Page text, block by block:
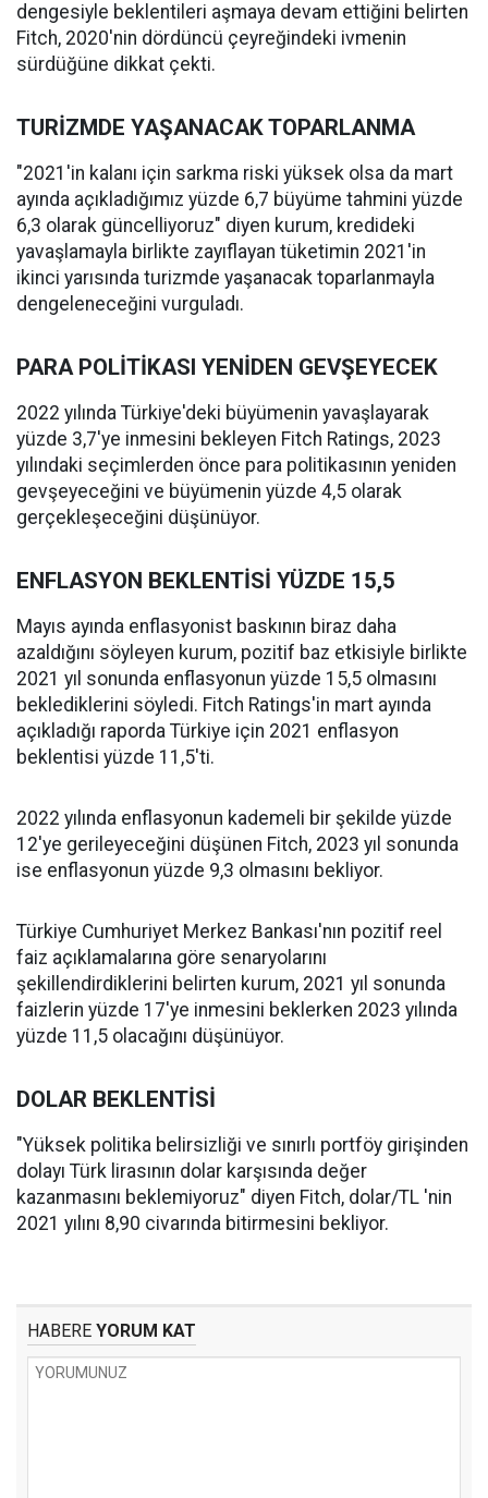
dengesiyle beklentileri aşmaya devam ettiğini belirten
Fitch, 2020'nin dördüncü çeyreğindeki ivmenin
sürdüğüne dikkat çekti.
TURİZMDE YAŞANACAK TOPARLANMA
"2021'in kalanı için sarkma riski yüksek olsa da mart
ayında açıkladığımız yüzde 6,7 büyüme tahmini yüzde
6,3 olarak güncelliyoruz" diyen kurum, kredideki
yavaşlamayla birlikte zayıflayan tüketimin 2021'in
ikinci yarısında turizmde yaşanacak toparlanmayla
dengeleneceğini vurguladı.
PARA POLİTİKASI YENİDEN GEVŞEYECEK
2022 yılında Türkiye'deki büyümenin yavaşlayarak
yüzde 3,7'ye inmesini bekleyen Fitch Ratings, 2023
yılındaki seçimlerden önce para politikasının yeniden
gevşeyeceğini ve büyümenin yüzde 4,5 olarak
gerçekleşeceğini düşünüyor.
ENFLASYON BEKLENTİSİ YÜZDE 15,5
Mayıs ayında enflasyonist baskının biraz daha
azaldığını söyleyen kurum, pozitif baz etkisiyle birlikte
2021 yıl sonunda enflasyonun yüzde 15,5 olmasını
beklediklerini söyledi. Fitch Ratings'in mart ayında
açıkladığı raporda Türkiye için 2021 enflasyon
beklentisi yüzde 11,5'ti.
2022 yılında enflasyonun kademeli bir şekilde yüzde
12'ye gerileyeceğini düşünen Fitch, 2023 yıl sonunda
ise enflasyonun yüzde 9,3 olmasını bekliyor.
Türkiye Cumhuriyet Merkez Bankası'nın pozitif reel
faiz açıklamalarına göre senaryolarını
şekillendirdiklerini belirten kurum, 2021 yıl sonunda
faizlerin yüzde 17'ye inmesini beklerken 2023 yılında
yüzde 11,5 olacağını düşünüyor.
DOLAR BEKLENTİSİ
"Yüksek politika belirsizliği ve sınırlı portföy girişinden
dolayı Türk lirasının dolar karşısında değer
kazanmasını beklemiyoruz" diyen Fitch, dolar/TL 'nin
2021 yılını 8,90 civarında bitirmesini bekliyor.
HABERE YORUM KAT